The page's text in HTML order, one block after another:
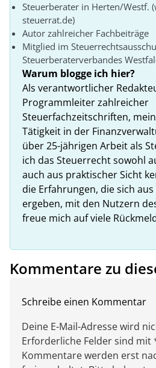
Steuerberater in Herten/Westf.
steuerrat.de)
Autor zahlreicher Fachbeiträge
Mitglied im
Steuerberaterverbandes
Warum blogge ich hier?
Als verantwortlicher
Programmleiter zahlreicher
Steuerfachzeitschriften,
Tätigkeit in der
über 25-jährigen Arbeit als
ich das Steuerrecht sowohl
auch aus praktischer Sicht
die Erfahrungen, die sich
ergeben, mit den Nutzern
freue mich auf viele
Kommentare zu
Schreibe einen Kommentar
Deine E-Mail-Adresse wird
Erforderliche Felder sind mit
Kommentare werden erst